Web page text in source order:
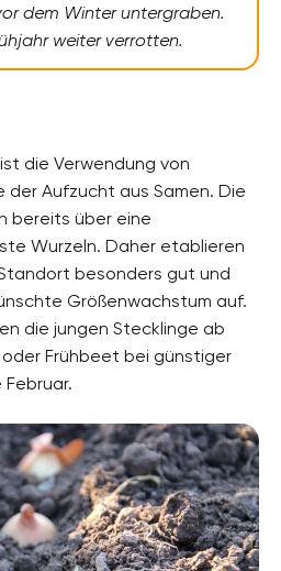
dem Winter untergraben.
weiter verrotten.
die Verwendung von
der Aufzucht aus Samen. Die
bereits über eine
Wurzeln. Daher etablieren
besonders gut und
Größenwachstum auf.
die jungen Stecklinge ab
Frühbeet bei günstiger